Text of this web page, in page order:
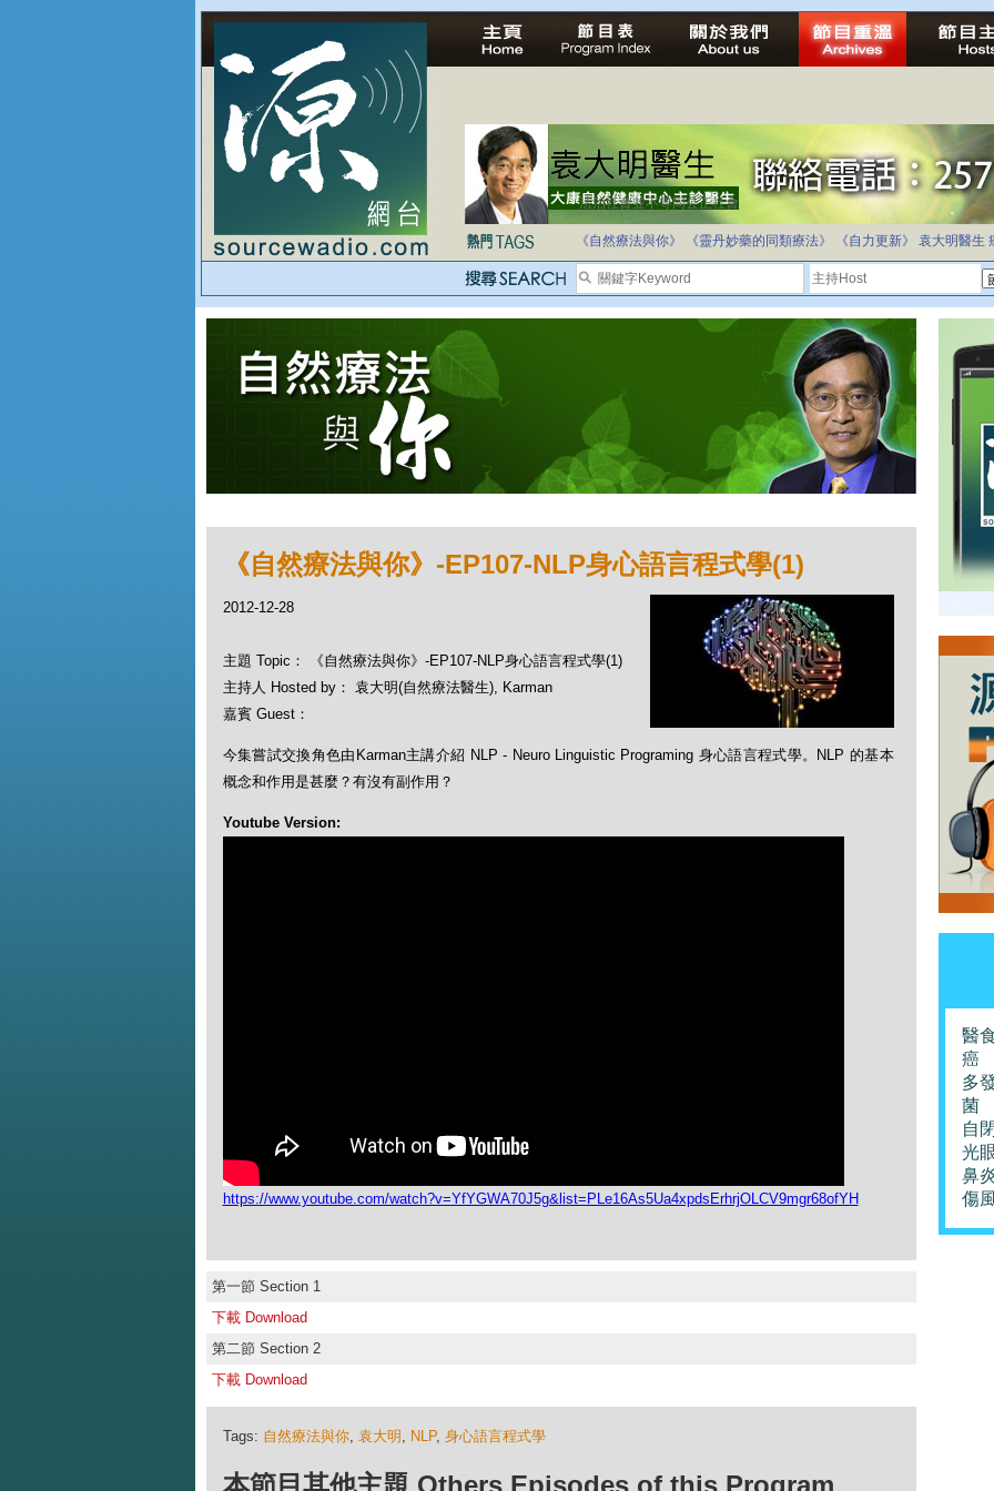
法治社會並不等同公正社會
自家教育合法化-推動多元化教育，全民學卷制
《自然療法與你》
《靈丹妙藥的同類療法》 《自力更新》 袁大明醫生
《自然療法與你》-EP107-NLP身心語言程式學(1)
2012-12-28
主題 Topic： 《自然療法與你》-EP107-NLP身心語言程式學(1)
主持人 Hosted by： 袁大明(自然療法醫生), Karman
嘉賓 Guest：
今集嘗試交換角色由Karman主講介紹 NLP - Neuro Linguistic Programing 身心語言程式學。NLP 的基本
概念和作用是甚麼？有沒有副作用？
Youtube Version:
https://www.youtube.com/watch?v=YfYGWA70J5g&list=PLe16As5Ua4xpdsErhrjOLCV9mgr68ofYH
第一節 Section 1
下載 Download
第二節 Section 2
下載 Download
Tags: 自然療法與你, 袁大明 , NLP, 身心語言程式學
本節目其他主題 Others Episodes of this Program
醫
癌
多
菌
自
光
鼻
傷